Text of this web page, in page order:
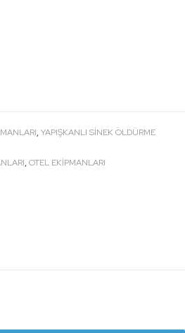
, YAPIŞKANLI SINEK ÖLDÜRME
, OTEL EKİPMANLARI